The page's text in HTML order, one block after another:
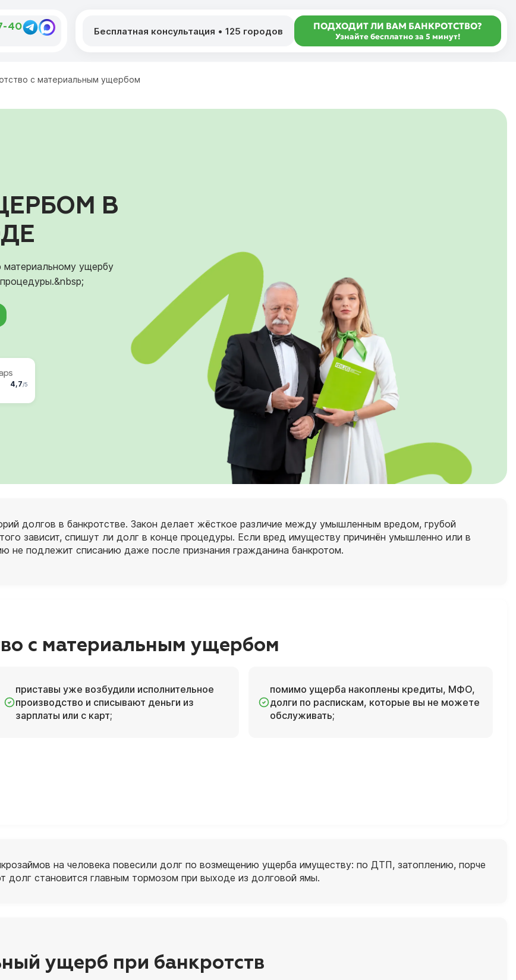
40 Бесплатная консультация • 125 городов ПОДХОДИТ ЛИ ВАМ БАНКРОТСТВО?
Узнайте бесплатно за 5 минут!
с материальным ущербом
В
ущербу
4,7/5
долгов в банкротстве. Закон делает жёсткое различие между умышленным вредом, грубой
зависит, спишут ли долг в конце процедуры. Если вред имуществу причинён умышленно или в
не подлежит списанию даже после признания гражданина банкротом.
с материальным ущербом
приставы уже возбудили исполнительное
производство и списывают деньги из
зарплаты или с карт;
помимо ущерба накоплены кредиты, МФО,
долги по распискам, которые вы не можете
обслуживать;
на человека повесили долг по возмещению ущерба имуществу: по ДТП, затоплению, порче
долг становится главным тормозом при выходе из долговой ямы.
ущерб при банкротств